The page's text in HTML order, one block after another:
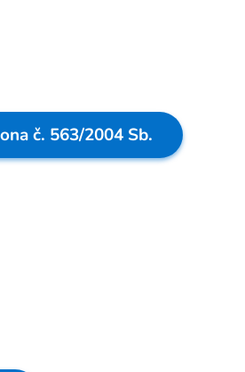
č. 563/2004 Sb.